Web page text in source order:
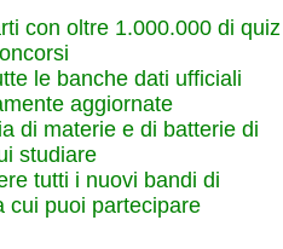
con oltre 1.000.000 di quiz
le banche dati ufficiali
aggiornate
di materie e di batterie di
studiare
tutti i nuovi bandi di
cui puoi partecipare